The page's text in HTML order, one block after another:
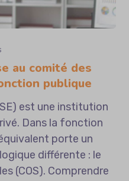
au comité des
publique
est une institution
Dans la fonction
porte un
différente : le
(COS). Comprendre